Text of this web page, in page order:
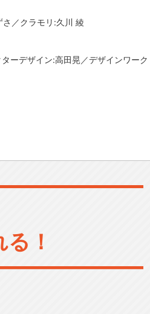
／クラモリ:久川 綾
ーデザイン:高田晃／デザインワーク
！